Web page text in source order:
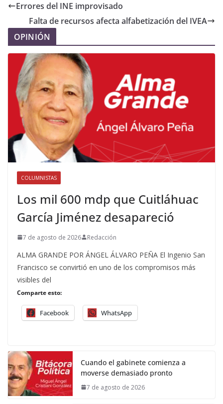
Errores del INE improvisado
Falta de recursos afecta alfabetización del IVEA
OPINIÓN
COLUMNISTAS
Los mil 600 mdp que Cuitláhuac
García Jiménez desapareció
7 de agosto de 2026 Redacción
ALMA GRANDE POR ÁNGEL ÁLVARO PEÑA El Ingenio San
Francisco se convirtió en uno de los compromisos más
visibles del
Comparte esto:
Facebook WhatsApp
Cuando el gabinete comienza a
moverse demasiado pronto
7 de agosto de 2026